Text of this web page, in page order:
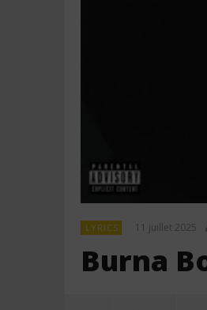
LYRICS 11 juillet 2025
Burna